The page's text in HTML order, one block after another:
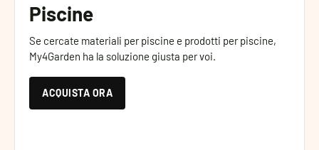
Piscine
Se cercate materiali per piscine e prodotti per piscine,
My4Garden ha la soluzione giusta per voi.
ACQUISTA ORA